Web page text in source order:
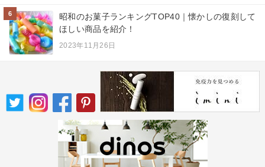
6
昭和のお菓子ランキングTOP40｜懐かしの復刻して
ほしい商品を紹介！
2023年11月26日